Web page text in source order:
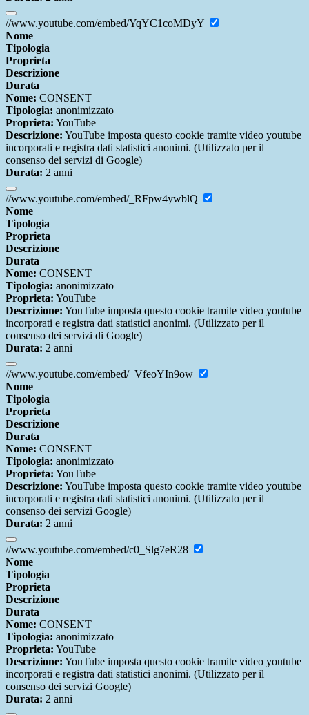
//www.youtube.com/embed/YqYC1coMDyY
Nome
Tipologia
Proprieta
Descrizione
Durata
Nome: CONSENT
Tipologia: anonimizzato
Proprieta: YouTube
Descrizione: YouTube imposta questo cookie tramite video youtube
incorporati e registra dati statistici anonimi. (Utilizzato per il
consenso dei servizi di Google)
Durata: 2 anni
//www.youtube.com/embed/_RFpw4ywblQ
Nome
Tipologia
Proprieta
Descrizione
Durata
Nome: CONSENT
Tipologia: anonimizzato
Proprieta: YouTube
Descrizione: YouTube imposta questo cookie tramite video youtube
incorporati e registra dati statistici anonimi. (Utilizzato per il
consenso dei servizi di Google)
Durata: 2 anni
//www.youtube.com/embed/_VfeoYIn9ow
Nome
Tipologia
Proprieta
Descrizione
Durata
Nome: CONSENT
Tipologia: anonimizzato
Proprieta: YouTube
Descrizione: YouTube imposta questo cookie tramite video youtube
incorporati e registra dati statistici anonimi. (Utilizzato per il
consenso dei servizi Google)
Durata: 2 anni
//www.youtube.com/embed/c0_Slg7eR28
Nome
Tipologia
Proprieta
Descrizione
Durata
Nome: CONSENT
Tipologia: anonimizzato
Proprieta: YouTube
Descrizione: YouTube imposta questo cookie tramite video youtube
incorporati e registra dati statistici anonimi. (Utilizzato per il
consenso dei servizi Google)
Durata: 2 anni